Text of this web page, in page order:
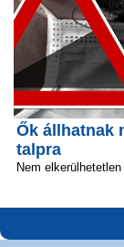
Ők állhatnak
talpra
Nem